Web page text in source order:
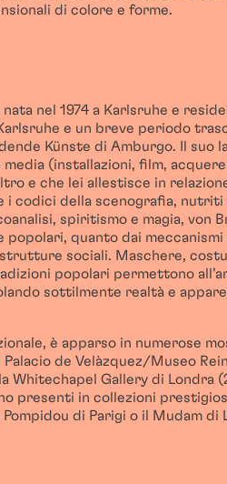
di colore e forme.
nel 1974 a Karlsruhe e
e un breve periodo
Künste di Amburgo. Il suo
(installazioni, film,
e che lei allestisce in
i codici della scenografia,
spiritismo e magia, von
quanto dai
sociali. Maschere,
popolari permettono
sottilmente realtà e
è apparso in numerose
de Velàzquez/Museo
Whitechapel Gallery di Londra
presenti in collezioni
di Parigi o il Mudam di